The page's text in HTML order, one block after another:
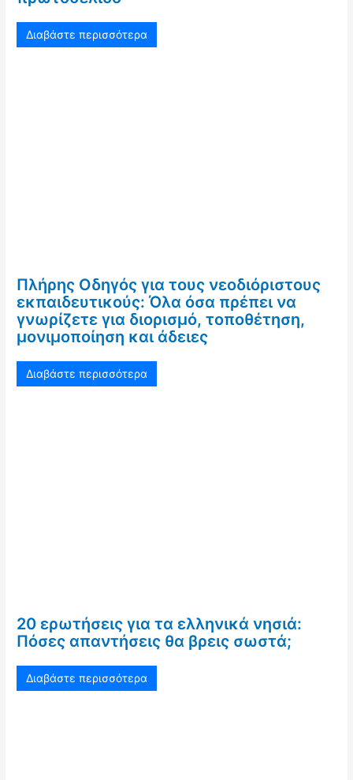
Διαβάστε περισσότερα
Πλήρης Οδηγός για τους νεοδιόριστους
εκπαιδευτικούς: Όλα όσα πρέπει να
γνωρίζετε για διορισμό, τοποθέτηση,
μονιμοποίηση και άδειες
Διαβάστε περισσότερα
20 ερωτήσεις για τα ελληνικά νησιά:
Πόσες απαντήσεις θα βρεις σωστά;
Διαβάστε περισσότερα